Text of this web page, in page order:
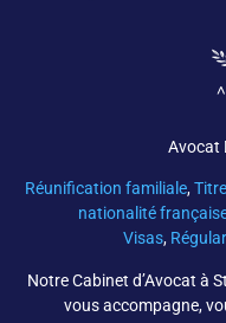
Avocat
Réunification familiale,
nationalité
Visas,
Notre Cabinet d’Avocat à
vous accompagne,